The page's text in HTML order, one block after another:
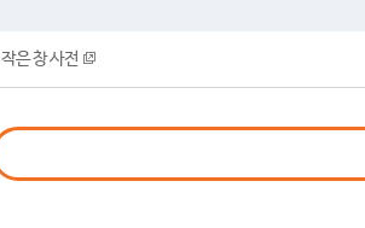
작은 창 사전